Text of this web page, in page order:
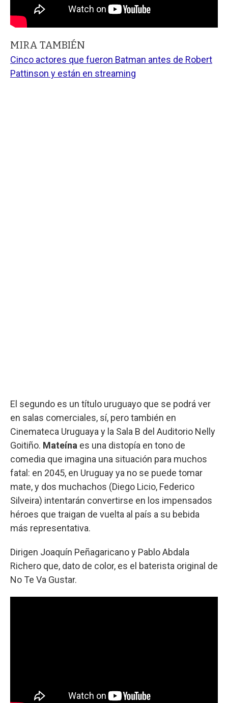
MIRA TAMBIÉN
Cinco actores que fueron Batman antes de Robert
Pattinson y están en streaming
El segundo es un título uruguayo que se podrá ver
en salas comerciales, sí, pero también en
Cinemateca Uruguaya y la Sala B del Auditorio Nelly
Goitiño. Mateína es una distopía en tono de
comedia que imagina una situación para muchos
fatal: en 2045, en Uruguay ya no se puede tomar
mate, y dos muchachos (Diego Licio, Federico
Silveira) intentarán convertirse en los impensados
héroes que traigan de vuelta al país a su bebida
más representativa.
Dirigen Joaquín Peñagaricano y Pablo Abdala
Richero que, dato de color, es el baterista original de
No Te Va Gustar.